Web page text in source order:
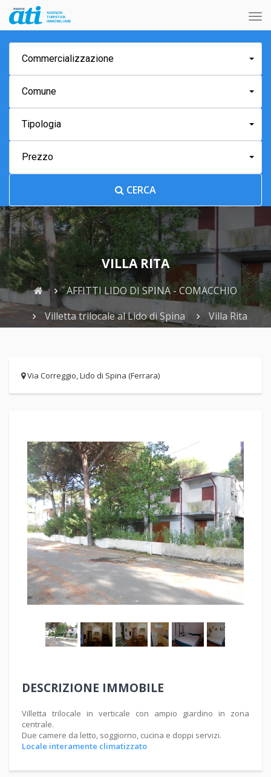
Commercializzazione
Comune
Tipologia
Prezzo
CERCA
VILLA RITA
AFFITTI LIDO DI SPINA - COMACCHIO
Villetta trilocale al Lido di Spina
Villa Rita
Via Correggio, Lido di Spina (Ferrara)
1/8
DESCRIZIONE IMMOBILE
Villetta trilocale in verticale con ampio giardino in zona
centrale.
Due camere da letto, soggiorno, cucina e doppi servizi.
Locale interamente climatizzato